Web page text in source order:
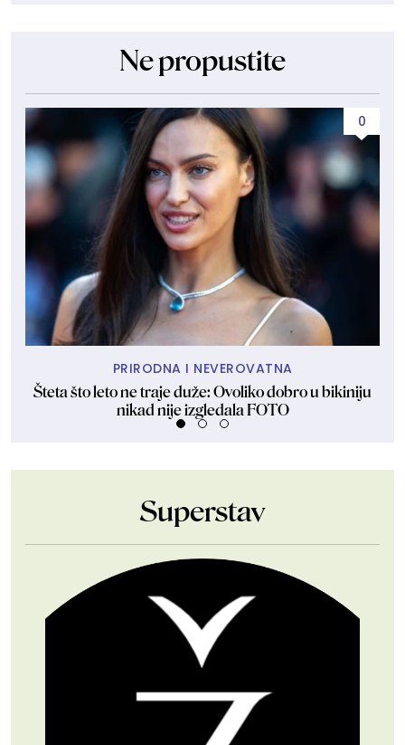
Ne propustite
0
PRIRODNA I NEVEROVATNA
Šteta što leto ne traje duže: Ovoliko dobro u bikiniju
nikad nije izgledala FOTO
Superstav